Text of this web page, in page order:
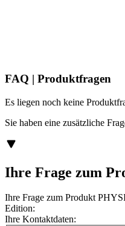
FAQ | Produktfragen
Es liegen noch keine
Sie haben eine zusätzliche
Ihre Frage zum
Ihre Frage zum Produkt
Edition:
Ihre Kontaktdaten: